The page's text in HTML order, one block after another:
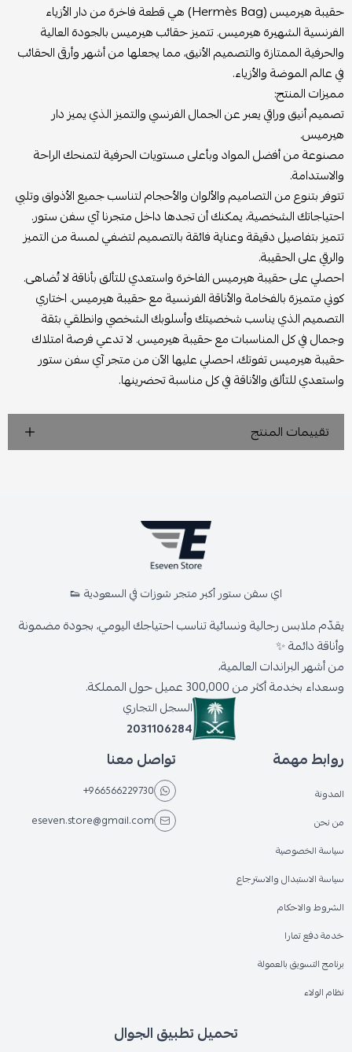
حقيبة هيرميس (Hermès Bag) هي قطعة فاخرة من دار الأزياء
الفرنسية الشهيرة هيرميس. تتميز حقائب هيرميس بالجودة العالية
والحرفية الممتازة والتصميم الأنيق، مما يجعلها من أشهر وأرقى الحقائب
في عالم الموضة والأزياء.
مميزات المنتج:
تصميم أنيق وراقي يعبر عن الجمال الفرنسي والتميز الذي يميز دار
هيرميس.
مصنوعة من أفضل المواد وبأعلى مستويات الحرفية لتمنحك الراحة
والاستدامة.
تتوفر بتنوع من التصاميم والألوان والأحجام لتناسب جميع الأذواق وتلبي
احتياجاتك الشخصية، يمكنك أن تجدها داخل متجرنا آي سفن ستور.
تتميز بتفاصيل دقيقة وعناية فائقة بالتصميم لتضفي لمسة من التميز
والرقي على الحقيبة.
احصلي على حقيبة هيرميس الفاخرة واستعدي للتألق بأناقة لا تُضاهى.
كوني متميزة بالفخامة والأناقة الفرنسية مع حقيبة هيرميس. اختاري
التصميم الذي يناسب شخصيتك وأسلوبك الشخصي وانطلقي بثقة
وجمال في كل المناسبات مع حقيبة هيرميس. لا تدعي فرصة امتلاك
حقيبة هيرميس تفوتك، احصلي عليها الآن من متجر آي سفن ستور
واستعدي للتألق والأناقة في كل مناسبة تحضرينها.
تقييمات المنتج
اي سفن ستور أكبر متجر شوزات في السعودية 👟
يقدّم ملابس رجالية ونسائية تناسب احتياجك اليومي، بجودة مضمونة
وأناقة دائمة ✨
من أشهر البراندات العالمية،
وسعداء بخدمة أكثر من 300,000 عميل حول المملكة.
السجل التجاري
2031106284
روابط مهمة
المدونة
من نحن
سياسة الخصوصية
سياسة الاستبدال والاسترجاع
الشروط والاحكام
خدمة دفع تمارا
برنامج التسويق بالعمولة
نظام الولاء
تواصل معنا
+966566229730
eseven.store@gmail.com
تحميل تطبيق الجوال